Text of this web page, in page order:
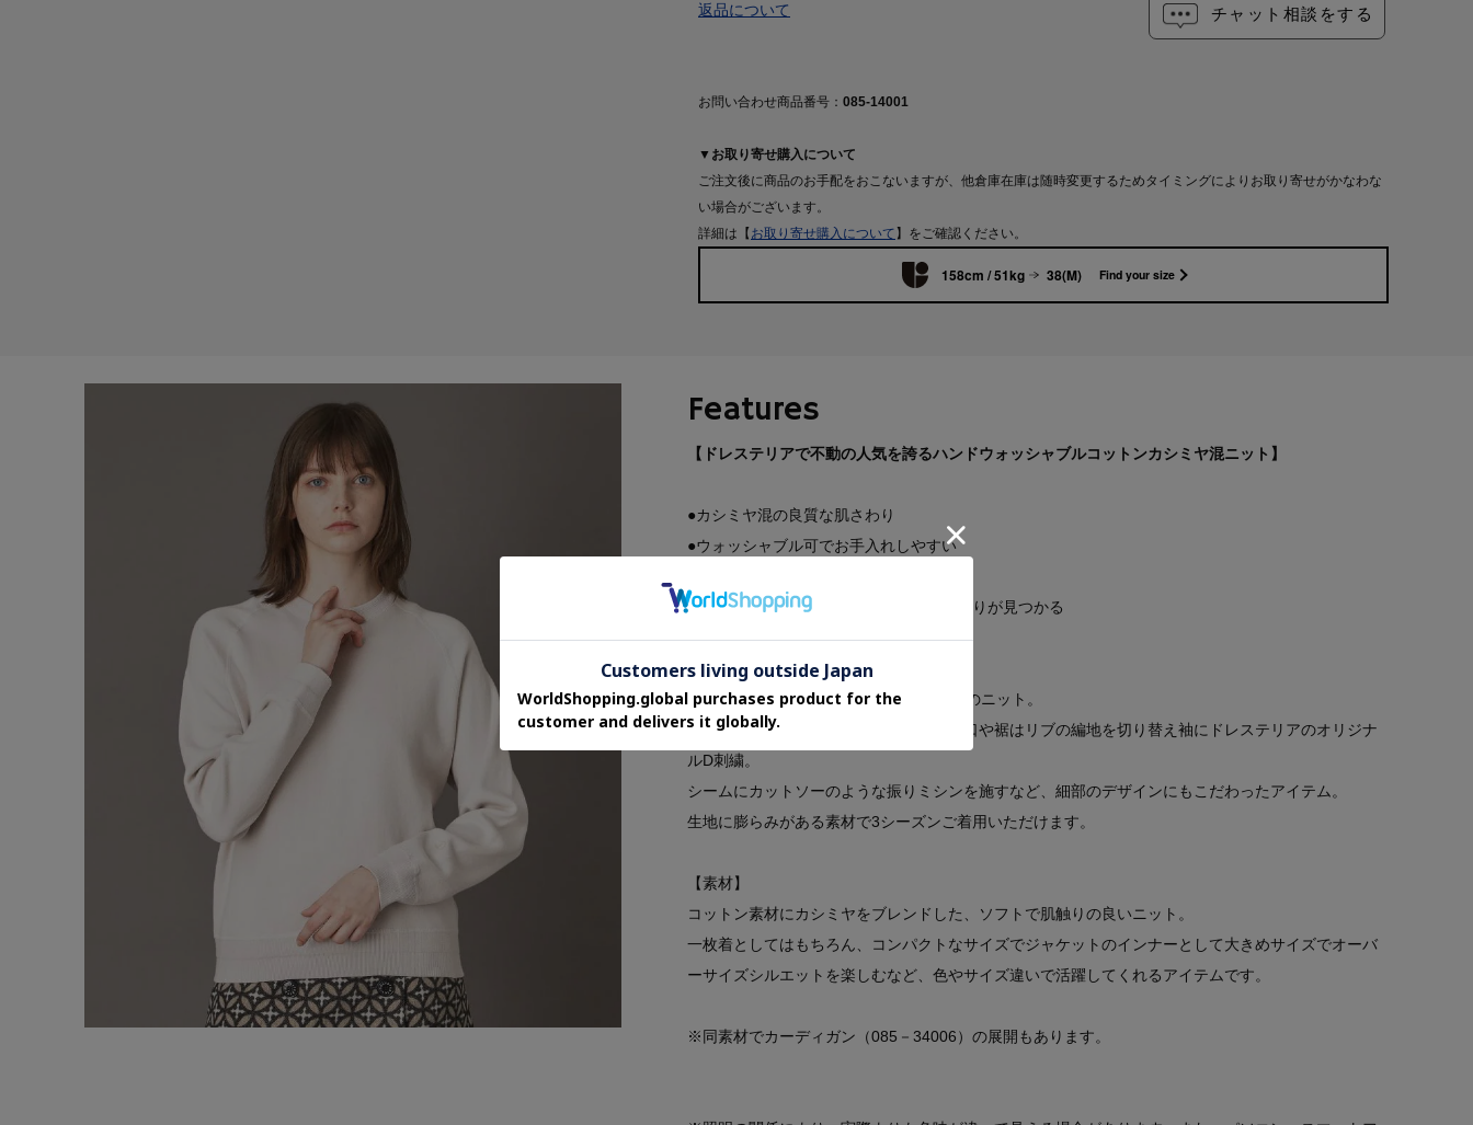
チャット相談をする
返品について
お問い合わせ商品番号： 085-14001
▼お取り寄せ購入について
ご注文後に商品のお手配をおこないますが、他倉庫在庫は随時変更するためタイミングによりお取り寄せがかなわな
い場合がございます。
詳細は【 お取り寄せ購入について 】をご確認ください。
158cm / 51kg 38(M) Find your size
Features
【ドレステリアで不動の人気を誇るハンドウォッシャブルコットンカシミヤ混ニット】
●カシミヤ混の良質な肌さわり
●ウォッシャブル可でお手入れしやすい
●豊富なカラーバリエーションでお気に入りが見つかる
【こだわり】
DRESSTERIORで不動の人気を誇る定番のニット。
ベーシックなデザインでありながら、袖口や裾はリブの編地を切り替え袖にドレステリアのオリジナ
ルD刺繍。
シームにカットソーのような振りミシンを施すなど、細部のデザインにもこだわったアイテム。
生地に膨らみがある素材で3シーズンご着用いただけます。
【素材】
コットン素材にカシミヤをブレンドした、ソフトで肌触りの良いニット。
一枚着としてはもちろん、コンパクトなサイズでジャケットのインナーとして大きめサイズでオーバ
ーサイズシルエットを楽しむなど、色やサイズ違いで活躍してくれるアイテムです。
※同素材でカーディガン（085－34006）の展開もあります。